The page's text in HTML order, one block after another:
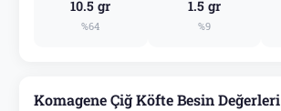
10.5 gr
%64
1.5 gr
%9
Komagene Çiğ Köfte Besin Değerleri